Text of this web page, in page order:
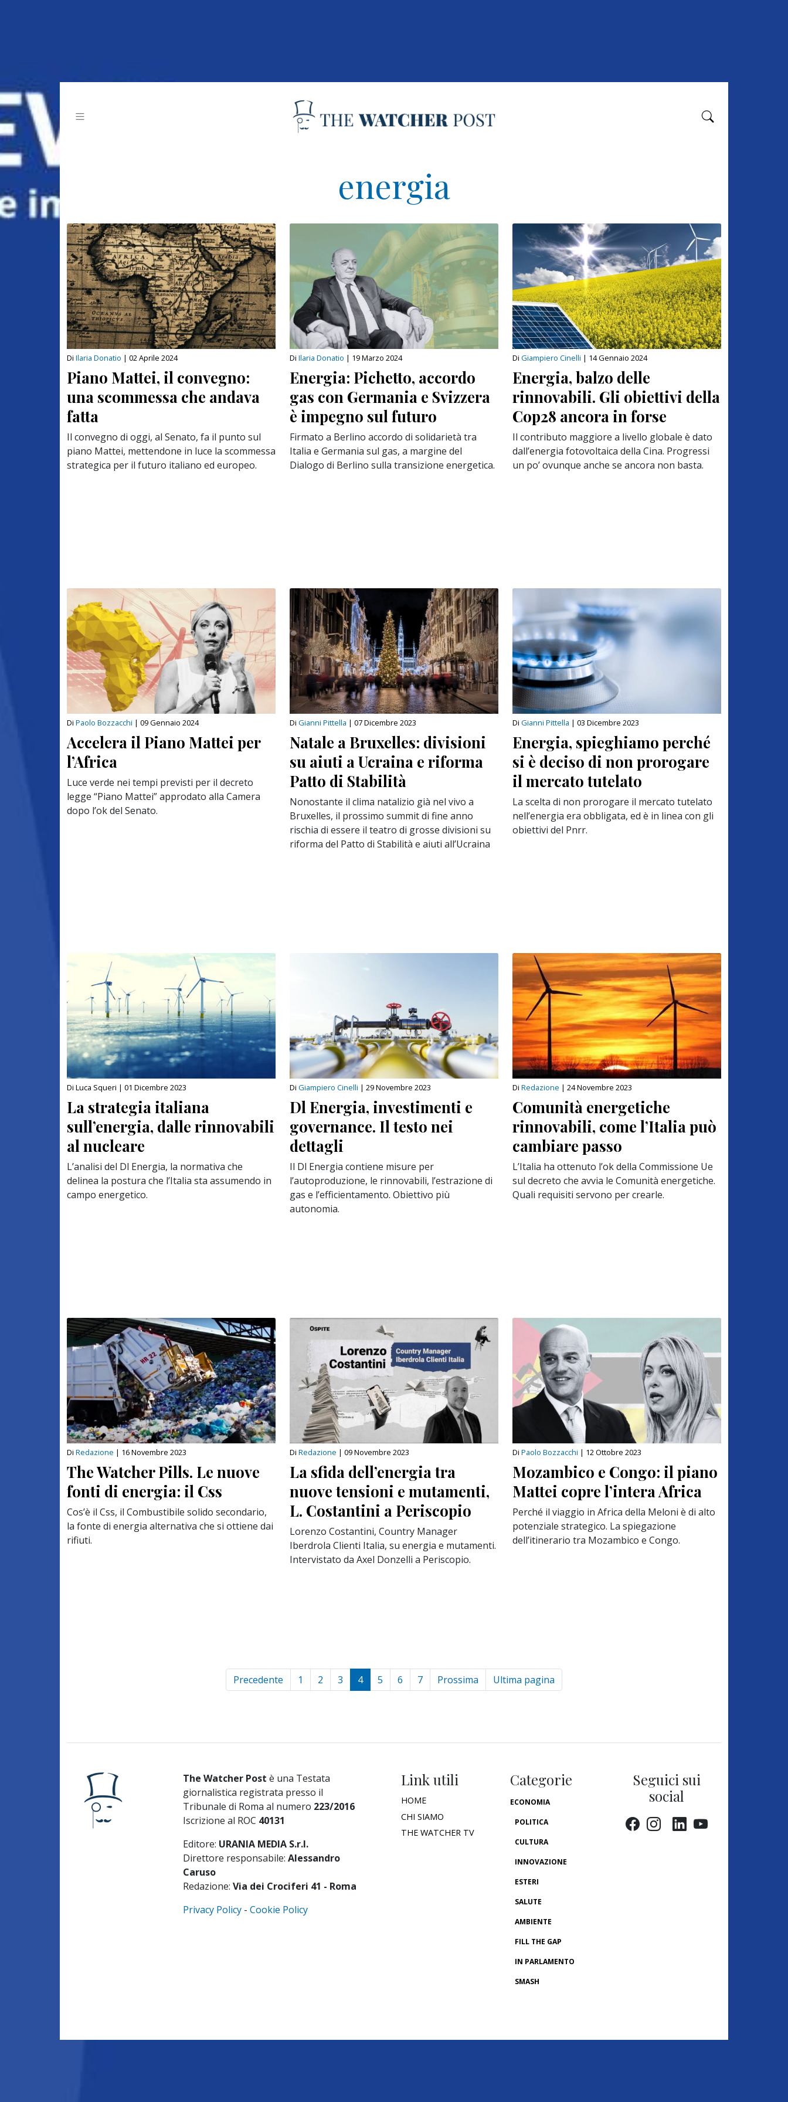
energia
Di Ilaria Donatio | 02 Aprile 2024
Piano Mattei, il convegno:
una scommessa che andava
fatta
Il convegno di oggi, al Senato, fa il punto sul
piano Mattei, mettendone in luce la scommessa
strategica per il futuro italiano ed europeo.
Di Ilaria Donatio | 19 Marzo 2024
Energia: Pichetto, accordo
gas con Germania e Svizzera
è impegno sul futuro
Firmato a Berlino accordo di solidarietà tra
Italia e Germania sul gas, a margine del
Dialogo di Berlino sulla transizione energetica.
Di Giampiero Cinelli | 14 Gennaio 2024
Energia, balzo delle
rinnovabili. Gli obiettivi della
Cop28 ancora in forse
Il contributo maggiore a livello globale è dato
dall’energia fotovoltaica della Cina. Progressi
un po’ ovunque anche se ancora non basta.
Di Paolo Bozzacchi | 09 Gennaio 2024
Accelera il Piano Mattei per
l’Africa
Luce verde nei tempi previsti per il decreto
legge “Piano Mattei” approdato alla Camera
dopo l’ok del Senato.
Di Gianni Pittella | 07 Dicembre 2023
Natale a Bruxelles: divisioni
su aiuti a Ucraina e riforma
Patto di Stabilità
Nonostante il clima natalizio già nel vivo a
Bruxelles, il prossimo summit di fine anno
rischia di essere il teatro di grosse divisioni su
riforma del Patto di Stabilità e aiuti all’Ucraina
Di Gianni Pittella | 03 Dicembre 2023
Energia, spieghiamo perché
si è deciso di non prorogare
il mercato tutelato
La scelta di non prorogare il mercato tutelato
nell’energia era obbligata, ed è in linea con gli
obiettivi del Pnrr.
Di Luca Squeri | 01 Dicembre 2023
La strategia italiana
sull’energia, dalle rinnovabili
al nucleare
L’analisi del Dl Energia, la normativa che
delinea la postura che l’Italia sta assumendo in
campo energetico.
Di Giampiero Cinelli | 29 Novembre 2023
Dl Energia, investimenti e
governance. Il testo nei
dettagli
Il Dl Energia contiene misure per
l’autoproduzione, le rinnovabili, l’estrazione di
gas e l’efficientamento. Obiettivo più
autonomia.
Di Redazione | 24 Novembre 2023
Comunità energetiche
rinnovabili, come l’Italia può
cambiare passo
L’Italia ha ottenuto l’ok della Commissione Ue
sul decreto che avvia le Comunità energetiche.
Quali requisiti servono per crearle.
Di Redazione | 16 Novembre 2023
The Watcher Pills. Le nuove
fonti di energia: il Css
Cos’è il Css, il Combustibile solido secondario,
la fonte di energia alternativa che si ottiene dai
rifiuti.
Di Redazione | 09 Novembre 2023
La sfida dell’energia tra
nuove tensioni e mutamenti,
L. Costantini a Periscopio
Lorenzo Costantini, Country Manager
Iberdrola Clienti Italia, su energia e mutamenti.
Intervistato da Axel Donzelli a Periscopio.
Di Paolo Bozzacchi | 12 Ottobre 2023
Mozambico e Congo: il piano
Mattei copre l’intera Africa
Perché il viaggio in Africa della Meloni è di alto
potenziale strategico. La spiegazione
dell’itinerario tra Mozambico e Congo.
Precedente 1 2 3 4 5 6 7 Prossima Ultima pagina
The Watcher Post è una Testata
giornalistica registrata presso il
Tribunale di Roma al numero 223/2016
Iscrizione al ROC 40131
Editore: URANIA MEDIA S.r.l.
Direttore responsabile: Alessandro
Caruso
Redazione: Via dei Crociferi 41 - Roma
Privacy Policy - Cookie Policy
Link utili
HOME
CHI SIAMO
THE WATCHER TV
Categorie
ECONOMIA
POLITICA
CULTURA
INNOVAZIONE
ESTERI
SALUTE
AMBIENTE
FILL THE GAP
IN PARLAMENTO
SMASH
Seguici sui
social